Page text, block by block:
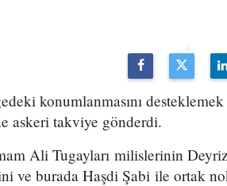
konumlanmasını
askeri takviye gönderdi.
Ali Tugayları milislerinin
ve burada Haşdi Şabi ile ortak